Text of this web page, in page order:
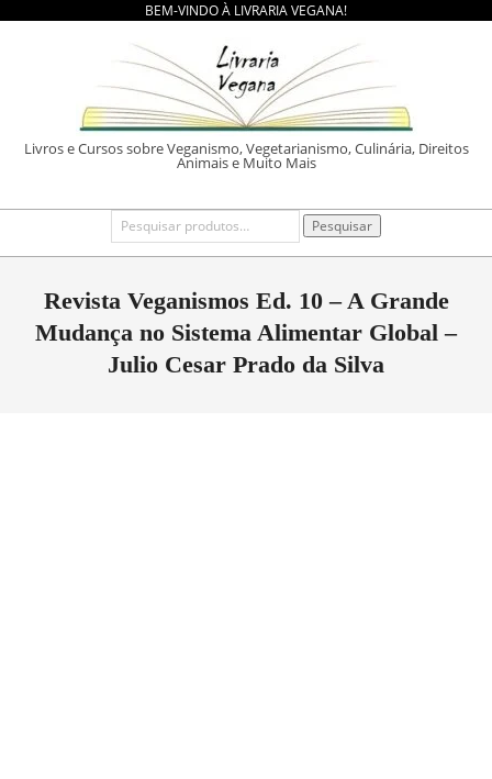
BEM-VINDO À LIVRARIA VEGANA!
LIVRARIA
Livros e Cursos sobre Veganismo, Vegetarianismo, Culinária, Direitos
Animais e Muito Mais
Primary
Pesquisar
por:
Pesquisar
Revista Veganismos Ed. 10 – A Grande
Mudança no Sistema Alimentar Global –
Julio Cesar Prado da Silva